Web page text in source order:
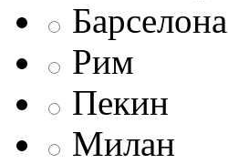
Барселона
Рим
Пекин
Милан